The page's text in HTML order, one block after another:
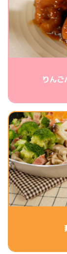
りん